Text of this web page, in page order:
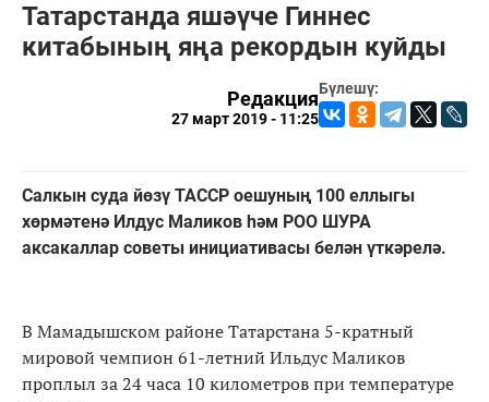
Татарстанда яшәүче Гиннес
китабының яңа рекордын куйды
Бүлешү:
Редакция
27 март 2019 - 11:25
Салкын суда йөзү ТАССР оешуның 100 еллыгы
хөрмәтенә Илдус Маликов һәм РОО ШУРА
аксакаллар советы инициативасы белән үткәрелә.
В Мамадышском районе Татарстана 5-кратный
мировой чемпион 61-летний Ильдус Маликов
проплыл за 24 часа 10 километров при температуре